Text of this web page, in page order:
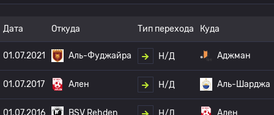
Дата Откуда Тип перехода Куда
01.07.2021 Аль-Фуджайра Н/Д Аджман
01.07.2017 Ален Н/Д Аль-Шарджа
01.07.2016 BSV Rehden Ален